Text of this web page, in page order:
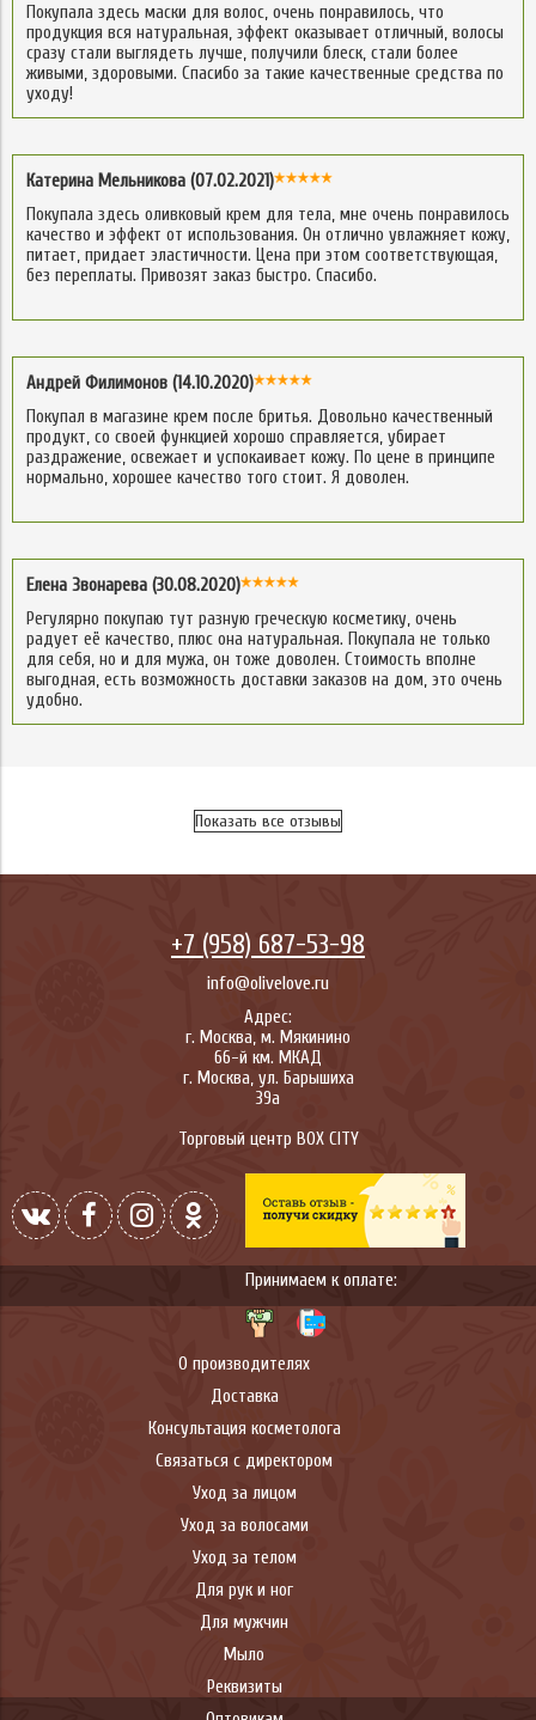
Покупала здесь маски для волос, очень понравилось, что
продукция вся натуральная, эффект оказывает отличный, волосы
сразу стали выглядеть лучше, получили блеск, стали более
живыми, здоровыми. Спасибо за такие качественные средства по
уходу!
Катерина Мельникова (07.02.2021)
Покупала здесь оливковый крем для тела, мне очень понравилось
качество и эффект от использования. Он отлично увлажняет кожу,
питает, придает эластичности. Цена при этом соответствующая,
без переплаты. Привозят заказ быстро. Спасибо.
Андрей Филимонов (14.10.2020)
Покупал в магазине крем после бритья. Довольно качественный
продукт, со своей функцией хорошо справляется, убирает
раздражение, освежает и успокаивает кожу. По цене в принципе
нормально, хорошее качество того стоит. Я доволен.
Елена Звонарева (30.08.2020)
Регулярно покупаю тут разную греческую косметику, очень
радует её качество, плюс она натуральная. Покупала не только
для себя, но и для мужа, он тоже доволен. Стоимость вполне
выгодная, есть возможность доставки заказов на дом, это очень
удобно.
Показать все отзывы
+7 (958) 687-53-98
info@olivelove.ru
Адрес:
г. Москва, м. Мякинино
66-й км. МКАД
г. Москва, ул. Барышиха
39а
Торговый центр BOX CITY
О производителях
Доставка
Консультация косметолога
Связаться с директором
Уход за лицом
Уход за волосами
Уход за телом
Для рук и ног
Для мужчин
Мыло
Реквизиты
Принимаем к оплате: